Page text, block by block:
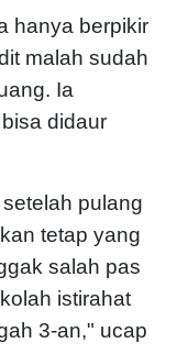
hanya berpikir
malah sudah
Ia
didaur
pulang
tetap yang
salah pas
istirahat
3-an," ucap